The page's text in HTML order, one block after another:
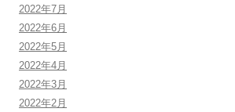
2022年7月
2022年6月
2022年5月
2022年4月
2022年3月
2022年2月